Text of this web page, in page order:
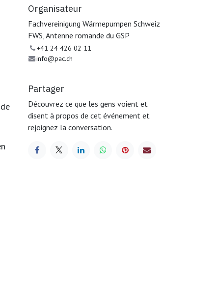
Organisateur
Fachvereinigung Wärmepumpen Schweiz
FWS, Antenne romande du GSP
+41 24 426 02 11
info@pac.ch
Partager
Découvrez ce que les gens voient et
disent à propos de cet événement et
rejoignez la conversation.